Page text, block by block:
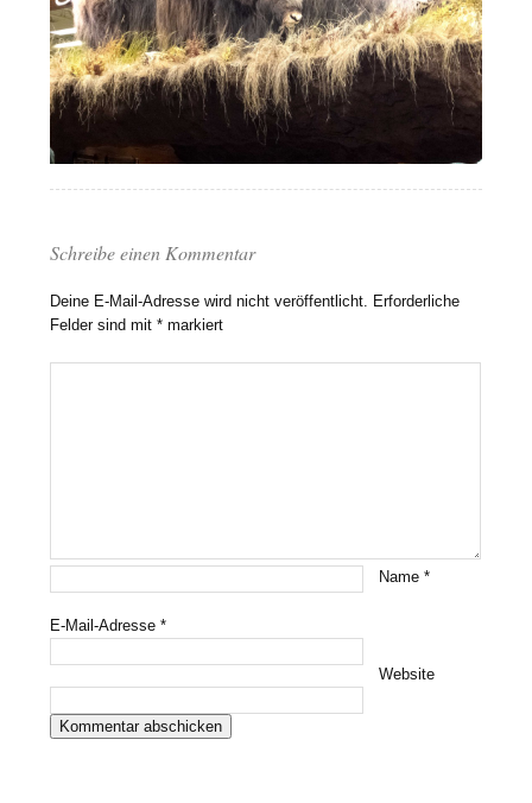
Schreibe einen Kommentar
Deine E-Mail-Adresse wird nicht veröffentlicht.
Erforderliche
Felder sind mit* markiert
Name*
E-Mail-Adresse*
Website